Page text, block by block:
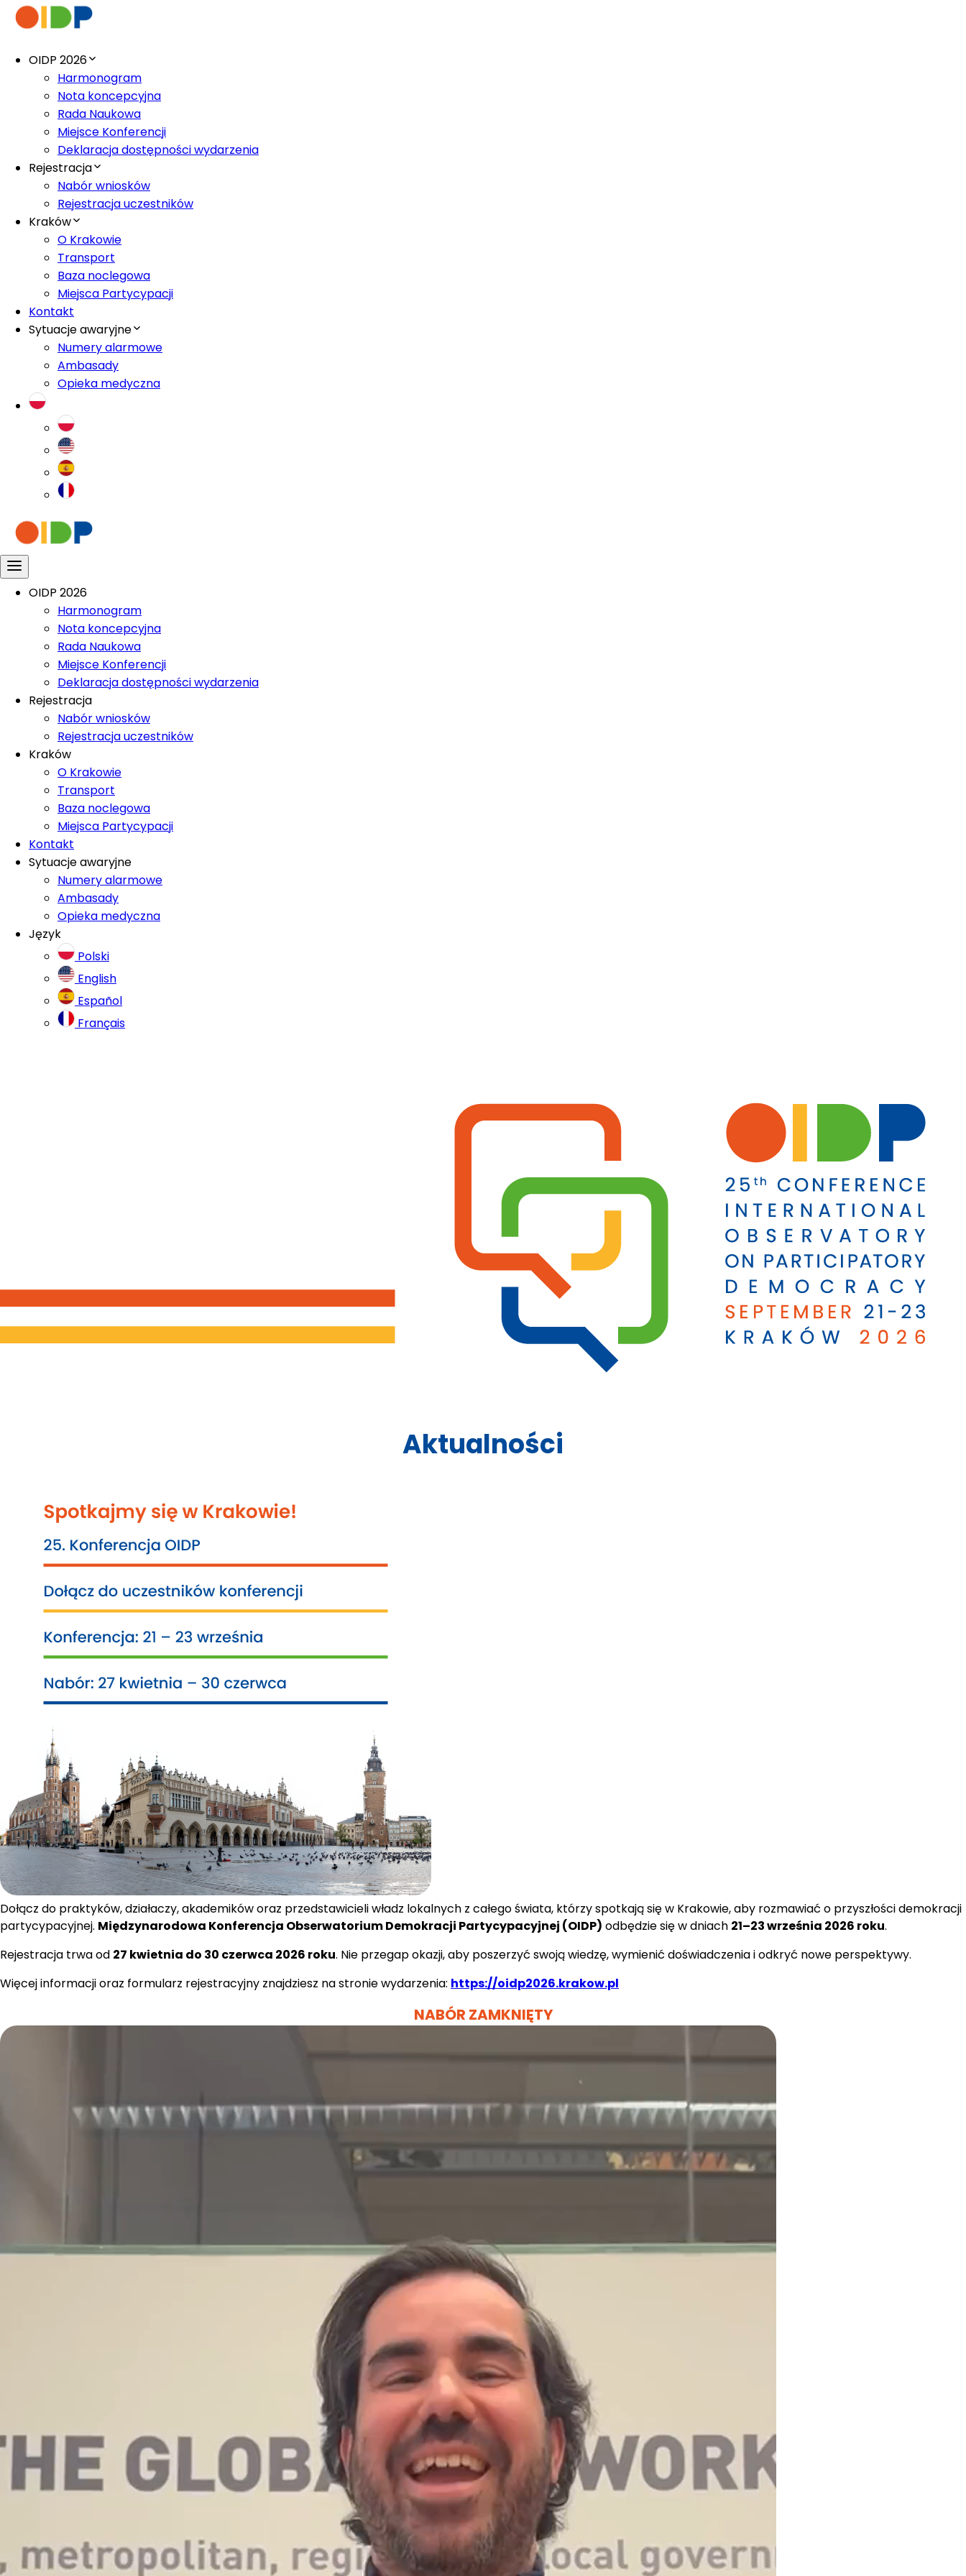
OIDP 2026
Harmonogram
Nota koncepcyjna
Rada Naukowa
Miejsce Konferencji
Deklaracja dostępności wydarzenia
Rejestracja
Nabór wniosków
Rejestracja uczestników
Kraków
O Krakowie
Transport
Baza noclegowa
Miejsca Partycypacji
Kontakt
Sytuacje awaryjne
Numery alarmowe
Ambasady
Opieka medyczna
OIDP 2026
Harmonogram
Nota koncepcyjna
Rada Naukowa
Miejsce Konferencji
Deklaracja dostępności wydarzenia
Rejestracja
Nabór wniosków
Rejestracja uczestników
Kraków
O Krakowie
Transport
Baza noclegowa
Miejsca Partycypacji
Kontakt
Sytuacje awaryjne
Numery alarmowe
Ambasady
Opieka medyczna
Język
Polski
English
Español
Français
Aktualności
Dołącz do praktyków, działaczy, akademików oraz przedstawicieli władz lokalnych z całego świata, którzy spotkają się w Krakowie, aby rozmawiać o przyszłości demokracji
partycypacyjnej. Międzynarodowa Konferencja Obserwatorium Demokracji Partycypacyjnej (OIDP) odbędzie się w dniach 21–23 września 2026 roku.
Rejestracja trwa od 27 kwietnia do 30 czerwca 2026 roku. Nie przegap okazji, aby poszerzyć swoją wiedzę, wymienić doświadczenia i odkryć nowe perspektywy.
Więcej informacji oraz formularz rejestracyjny znajdziesz na stronie wydarzenia: https://oidp2026.krakow.pl
NABÓR ZAMKNIĘTY